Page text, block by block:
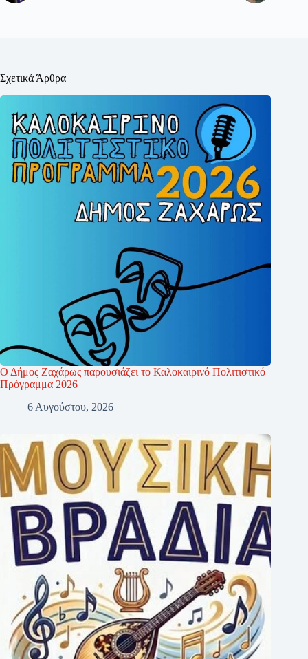
Σχετικά Άρθρα
Ο Δήμος Ζαχάρως παρουσιάζει το Καλοκαιρινό Πολιτιστικό
Πρόγραμμα 2026
6 Αυγούστου, 2026